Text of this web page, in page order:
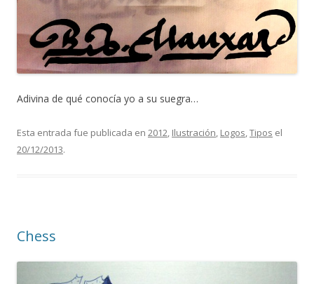
Adivina de qué conocía yo a su suegra…
Esta entrada fue publicada en 2012, Ilustración, Logos,Tipos el
20/12/2013.
Chess